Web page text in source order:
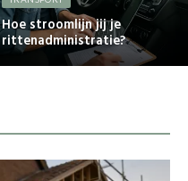
Hoe stroomlijn jij je
rittenadministratie?